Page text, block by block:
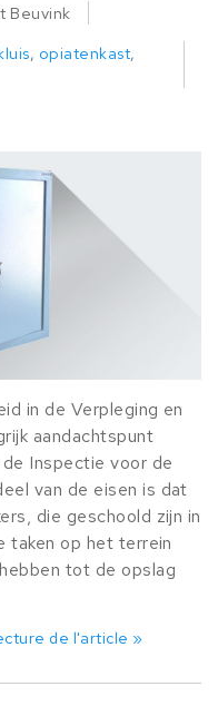
Beuvink
, opiatenkast,
in de Verpleging en
aandachtspunt
Inspectie voor de
van de eisen is dat
die geschoold zijn in
taken op het terrein
tot de opslag
de l'article »